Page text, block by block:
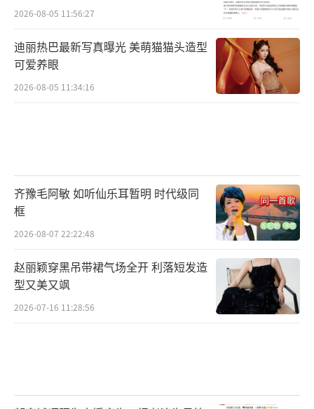
2026-08-05 11:56:27
迪丽热巴最新写真曝光 美萌猫猫头造型
可爱养眼
2026-08-05 11:34:16
齐豫毛阿敏 如听仙乐耳暂明 时代级同
框
2026-08-07 22:22:48
赵丽颖穿黑吊带裙气场全开 利落短发造
型又美又飒
2026-07-16 11:28:56